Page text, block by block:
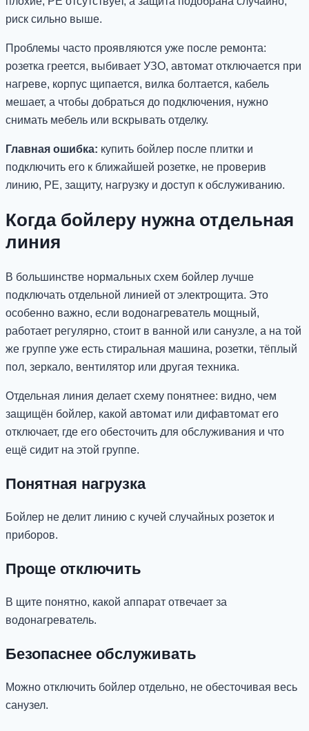
риск сильно выше.
Проблемы часто проявляются уже после ремонта:
розетка греется, выбивает УЗО, автомат отключается при
нагреве, корпус щипается, вилка болтается, кабель
мешает, а чтобы добраться до подключения, нужно
снимать мебель или вскрывать отделку.
Главная ошибка: купить бойлер после плитки и
подключить его к ближайшей розетке, не проверив
линию, PE, защиту, нагрузку и доступ к обслуживанию.
Когда бойлеру нужна отдельная
линия
В большинстве нормальных схем бойлер лучше
подключать отдельной линией от электрощита. Это
особенно важно, если водонагреватель мощный,
работает регулярно, стоит в ванной или санузле, а на той
же группе уже есть стиральная машина, розетки, тёплый
пол, зеркало, вентилятор или другая техника.
Отдельная линия делает схему понятнее: видно, чем
защищён бойлер, какой автомат или дифавтомат его
отключает, где его обесточить для обслуживания и что
ещё сидит на этой группе.
Понятная нагрузка
Бойлер не делит линию с кучей случайных розеток и
приборов.
Проще отключить
В щите понятно, какой аппарат отвечает за
водонагреватель.
Безопаснее обслуживать
Можно отключить бойлер отдельно, не обесточивая весь
санузел.